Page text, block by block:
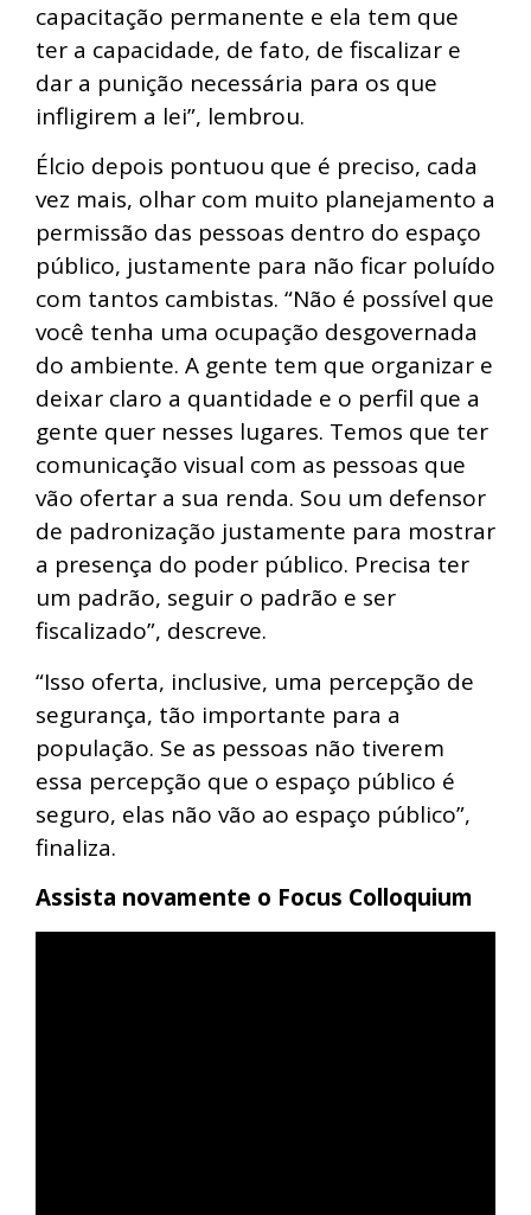
capacitação permanente e ela tem que
ter a capacidade, de fato, de fiscalizar e
dar a punição necessária para os que
infligirem a lei”, lembrou.
Élcio depois pontuou que é preciso, cada
vez mais, olhar com muito planejamento a
permissão das pessoas dentro do espaço
público, justamente para não ficar poluído
com tantos cambistas. “Não é possível que
você tenha uma ocupação desgovernada
do ambiente. A gente tem que organizar e
deixar claro a quantidade e o perfil que a
gente quer nesses lugares. Temos que ter
comunicação visual com as pessoas que
vão ofertar a sua renda. Sou um defensor
de padronização justamente para mostrar
a presença do poder público. Precisa ter
um padrão, seguir o padrão e ser
fiscalizado”, descreve.
“Isso oferta, inclusive, uma percepção de
segurança, tão importante para a
população. Se as pessoas não tiverem
essa percepção que o espaço público é
seguro, elas não vão ao espaço público”,
finaliza.
Assista novamente o Focus Colloquium